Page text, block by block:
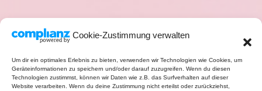
Cookie-Zustimmung verwalten
Um dir ein optimales Erlebnis zu bieten, verwenden wir Technologien wie Cookies, um
Geräteinformationen zu speichern und/oder darauf zuzugreifen. Wenn du diesen
Technologien zustimmst, können wir Daten wie z.B. das Surfverhalten auf dieser
Website verarbeiten. Wenn du deine Zustimmung nicht erteilst oder zurückziehst,